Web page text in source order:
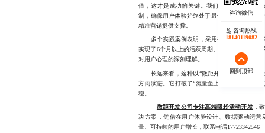
值，这才是成功的关键。我们通过实时反馈
制，确保用户体验始终处于最优状态。同时，
精准营销提供支撑。
多个实践案例表明，采用微距开发策略的客
实现了6个月以上的活跃周期。这说明，高质量
对用户心理的深刻理解。
长远来看，这种以“微距开发”为核心的高端
方向演进。它打破了“流量至上”的旧思维，
稳。
微距开发公司专注高端吸粉活动开发，
决方案，凭借在用户体验设计、数据驱动运
量、可持续的用户增长，联系电话17723342546
咨询热线
18140119082
回到顶部